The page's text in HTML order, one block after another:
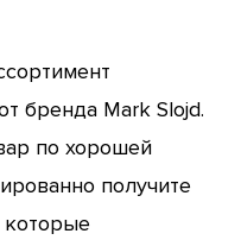
бренда Mark Slojd.
по хорошей
получите
которые